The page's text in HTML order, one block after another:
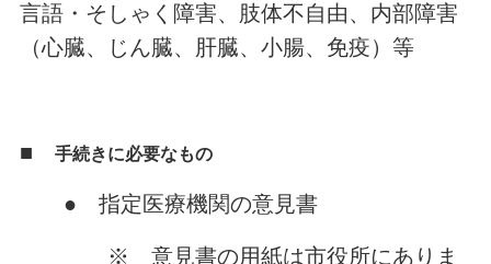
言語・そしゃく障害、肢体不自由、内部障害
（心臓、じん臓、肝臓、小腸、免疫）等
■ 手続きに必要なもの
● 指定医療機関の意見書
※ 意見書の用紙は市役所にありま